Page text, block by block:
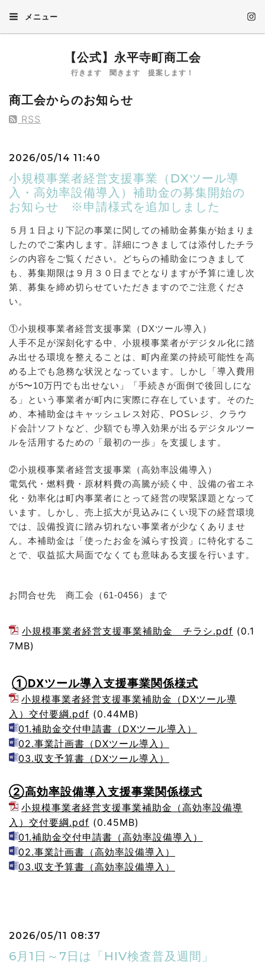
メニュー
【公式】永平寺町商工会
行きます 聞きます 提案します！
商工会からのお知らせ
RSS
2026/05/14 11:40
小規模事業者経営支援事業（DXツール導
入・高効率設備導入）補助金の募集開始の
お知らせ ※申請様式を追加しました
５月１日より下記の事業に関しての補助金募集が始まりま
したのでご案内します。詳細につきましては添付したチラ
シの内容をご覧ください。どちらの補助金につきまして
も、募集期限は９月３０日までとなりますが予算に達し次
第、募集を締め切らせていただきますのでご注意くださ
い。
①小規模事業者経営支援事業（DXツール導入）
人手不足が深刻化する中、小規模事業者がデジタル化に踏
み出せる環境を整えることは、町内産業の持続可能性を高
める上でも急務な状況となっています。しかし「導入費用
が5〜10万円でも出せない」「手続きが面倒で後回しにな
る」という事業者が町内に実際に存在しています。そのた
め、本補助金はキャッシュレス対応、POSレジ、クラウ
ド会計ソフトなど、少額でも導入効果が出るデジタルツー
ルを活用するための「最初の一歩」を支援します。
②小規模事業者経営支援事業（高効率設備導入）
電気代・燃料費・原材料費の高騰が続く中、設備の省エネ
化・効率化は町内事業者にとって経営の喫緊課題となって
います。しかし、売上拡大が見込みにくい現下の経営環境
では、設備投資に踏み切れない事業者が少なくありませ
ん。本補助金は「使ったお金を減らす投資」に特化するこ
とで、収益拡大局面でなくても意味ある支援を行います。
お問合せ先　商工会（61-0456）まで
小規模事業者経営支援事業補助金 チラシ.pdf (0.1
7MB)
①DXツール導入支援事業関係様式
小規模事業者経営支援事業補助金（DXツール導
入）交付要綱.pdf (0.44MB)
01.補助金交付申請書（DXツール導入）
02.事業計画書（DXツール導入）
03.収支予算書（DXツール導入）
②高効率設備導入支援事業関係様式
小規模事業者経営支援事業補助金（高効率設備導
入）交付要綱.pdf (0.45MB)
01.補助金交付申請書（高効率設備導入）
02.事業計画書（高効率設備導入）
03.収支予算書（高効率設備導入）
2026/05/11 08:37
6月1日～7日は「HIV検査普及週間」